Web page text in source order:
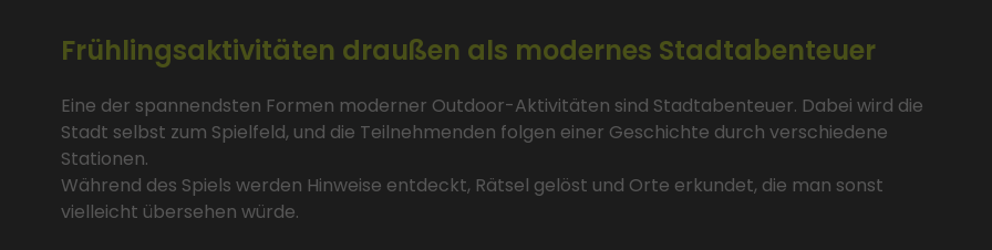
Frühlingsaktivitäten draußen als modernes Stadtabenteuer
Eine der spannendsten Formen moderner Outdoor-Aktivitäten sind Stadtabenteuer. Dabei wird die
Stadt selbst zum Spielfeld, und die Teilnehmenden folgen einer Geschichte durch verschiedene
Stationen.
Während des Spiels werden Hinweise entdeckt, Rätsel gelöst und Orte erkundet, die man sonst
vielleicht übersehen würde.